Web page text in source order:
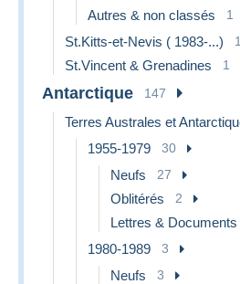
Autres & non classés 1
St.Kitts-et-Nevis ( 1983-...) 1
St.Vincent & Grenadines 1
Antarctique 147
1955-1979 30
Neufs 27
Oblitérés 2
Lettres & Documents
1980-1989 3
Neufs 3